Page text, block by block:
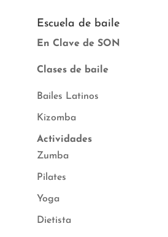
Escuela de baile
En Clave de SON
Clases de baile
Bailes Latinos
Kizomba
Actividades
Zumba
Pilates
Yoga
Dietista